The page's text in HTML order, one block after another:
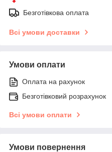
Безготівкова оплата
Всі умови доставки
Умови оплати
Оплата на рахунок
Безготівковий розрахунок
Всі умови оплати
Умови повернення